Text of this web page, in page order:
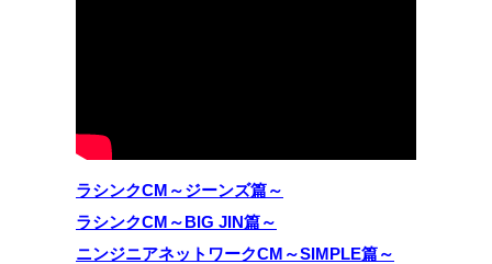
ラシンクCM～ジーンズ篇～
ラシンクCM～BIG JIN篇～
ニンジニアネットワークCM～SIMPLE篇～